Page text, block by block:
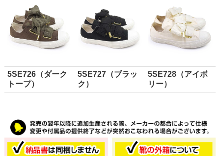
5SE726（ダーク
トープ）
5SE727（ブラッ
ク）
5SE728（アイボ
リー）